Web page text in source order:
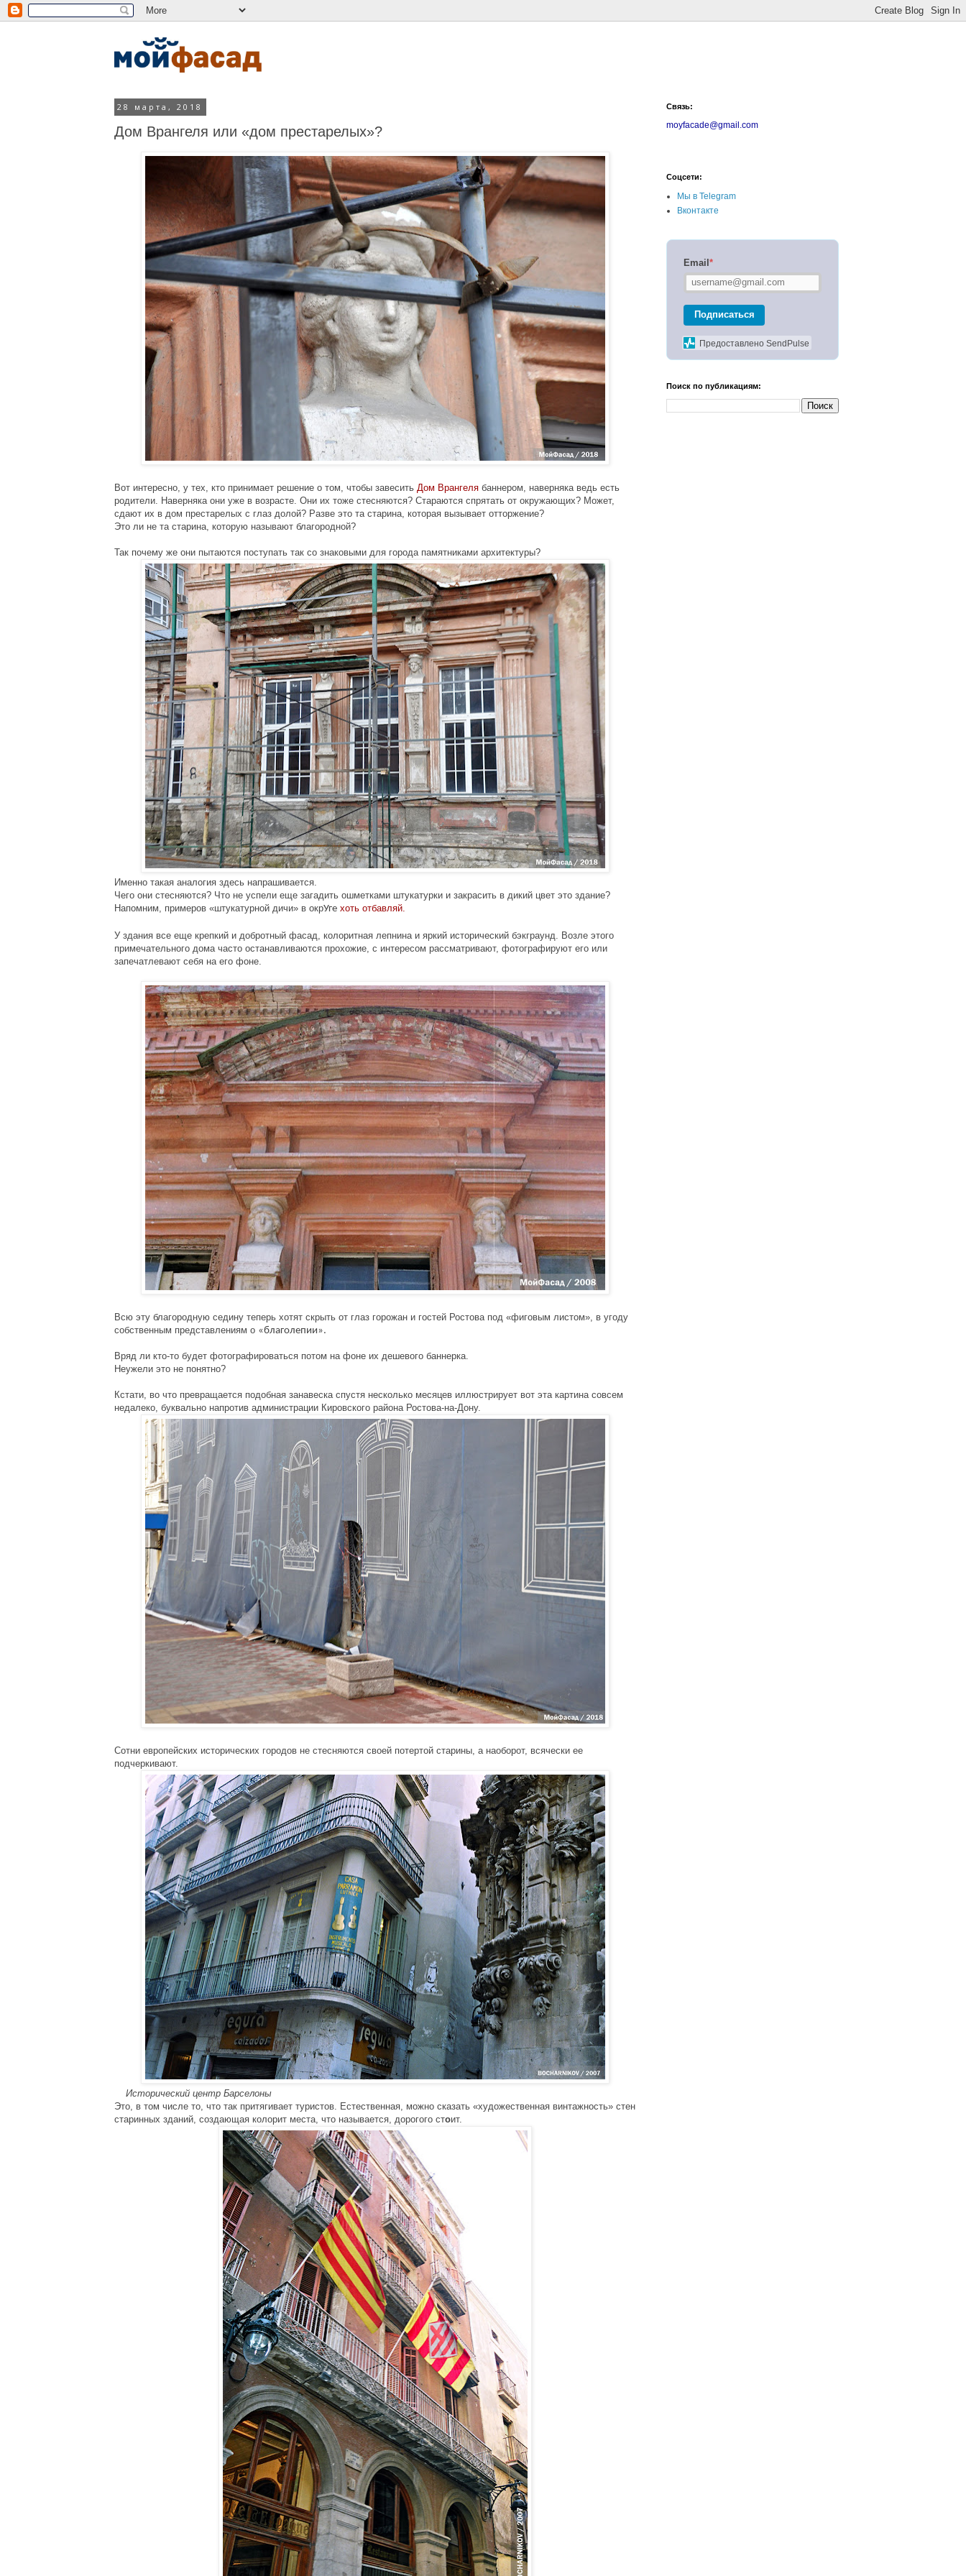
28 марта, 2018
Дом Врангеля или «дом престарелых»?
Вот интересно, у тех, кто принимает решение о том, чтобы завесить Дом Врангеля баннером, наверняка ведь есть
родители. Наверняка они уже в возрасте. Они их тоже стесняются? Стараются спрятать от окружающих? Может,
сдают их в дом престарелых с глаз долой? Разве это та старина, которая вызывает отторжение?
Это ли не та старина, которую называют благородной?
Так почему же они пытаются поступать так со знаковыми для города памятниками архитектуры?
Именно такая аналогия здесь напрашивается.
Чего они стесняются? Что не успели еще загадить ошметками штукатурки и закрасить в дикий цвет это здание?
Напомним, примеров «штукатурной дичи» в окрУге хоть отбавляй.
У здания все еще крепкий и добротный фасад, колоритная лепнина и яркий исторический бэкграунд. Возле этого
примечательного дома часто останавливаются прохожие, с интересом рассматривают, фотографируют его или
запечатлевают себя на его фоне.
Всю эту благородную седину теперь хотят скрыть от глаз горожан и гостей Ростова под «фиговым листом», в угоду
собственным представлениям о «благолепии».
Вряд ли кто-то будет фотографироваться потом на фоне их дешевого баннерка.
Неужели это не понятно?
Кстати, во что превращается подобная занавеска спустя несколько месяцев иллюстрирует вот эта картина совсем
недалеко, буквально напротив администрации Кировского района Ростова-на-Дону.
Сотни европейских исторических городов не стесняются своей потертой старины, а наоборот, всячески ее
подчеркивают.
Исторический центр Барселоны
Это, в том числе то, что так притягивает туристов. Естественная, можно сказать «художественная винтажность» стен
старинных зданий, создающая колорит места, что называется, дорогого стоит.
Связь:
moyfacade@gmail.com
Соцсети:
Мы в Telegram
Вконтакте
Email*
Подписаться
Предоставлено SendPulse
Поиск по публикациям: